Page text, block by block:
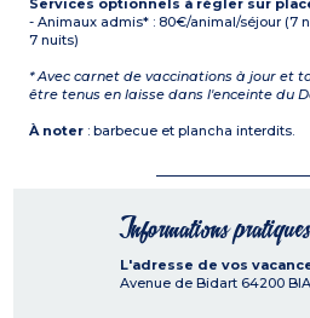
Services optionnels à régler sur
- Animaux admis* : 80€/animal/séjour (7
7 nuits)
* Avec carnet de vaccinations à jour et
être tenus en laisse dans l'enceinte du
À noter : barbecue et plancha interdits.
Informations pratiques
L'adresse de vos
Avenue de Bidart 64200